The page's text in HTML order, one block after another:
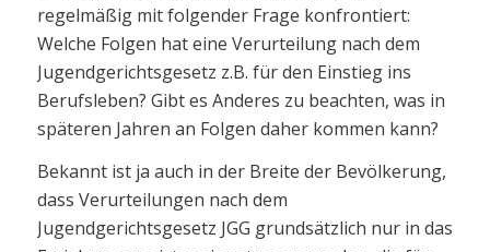
regelmäßig mit folgender Frage konfrontiert:
Welche Folgen hat eine Verurteilung nach dem
Jugendgerichtsgesetz z.B. für den Einstieg ins
Berufsleben? Gibt es Anderes zu beachten, was in
späteren Jahren an Folgen daher kommen kann?
Bekannt ist ja auch in der Breite der Bevölkerung,
dass Verurteilungen nach dem
Jugendgerichtsgesetz JGG grundsätzlich nur in das